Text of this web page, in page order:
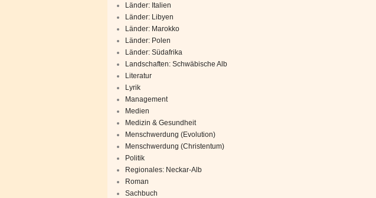
Länder: Italien
Länder: Libyen
Länder: Marokko
Länder: Polen
Länder: Südafrika
Landschaften: Schwäbische Alb
Literatur
Lyrik
Management
Medien
Medizin & Gesundheit
Menschwerdung (Evolution)
Menschwerdung (Christentum)
Politik
Regionales: Neckar-Alb
Roman
Sachbuch